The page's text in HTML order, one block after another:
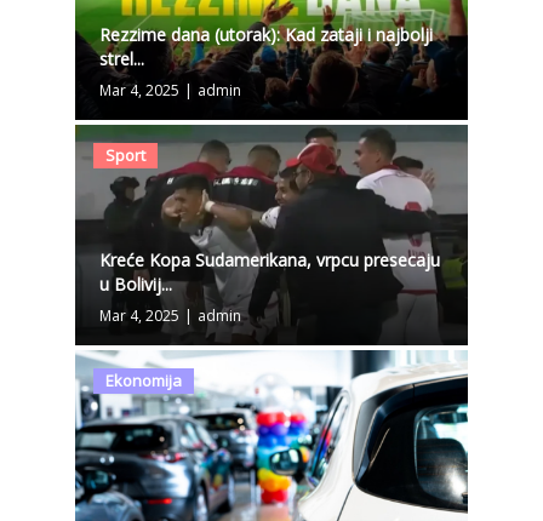
Rezzime dana (utorak): Kad zataji i najbolji
strel...
Mar 4, 2025 | admin
Sport
Kreće Kopa Sudamerikana, vrpcu presecaju
u Bolivij...
Mar 4, 2025 | admin
Ekonomija